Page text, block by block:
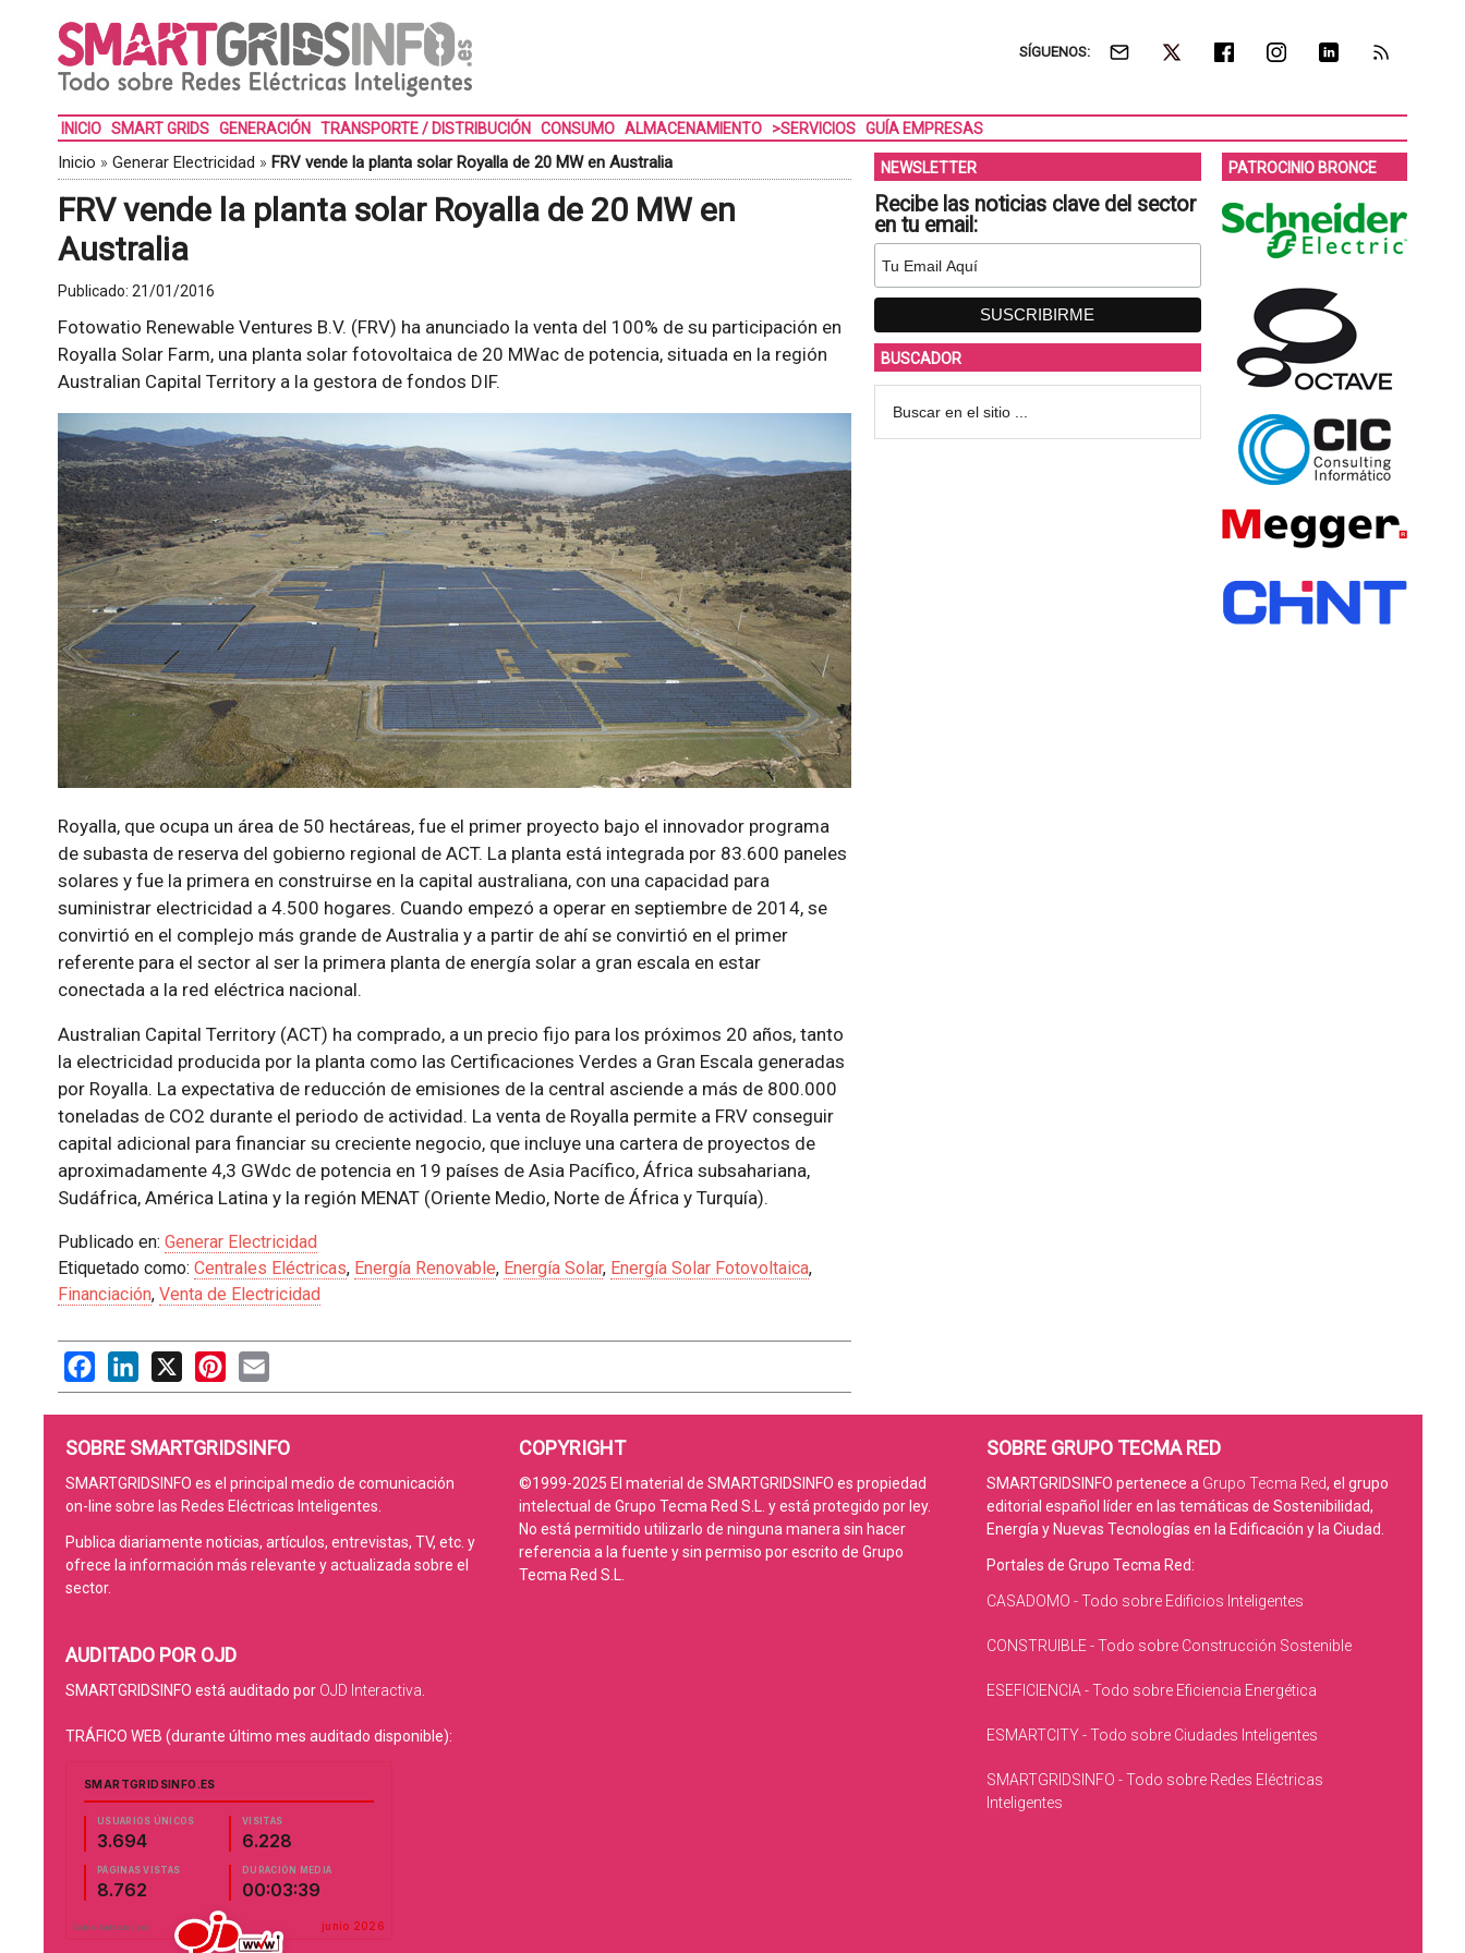
SÍGUENOS:
INICIO SMART GRIDS GENERACIÓN TRANSPORTE / DISTRIBUCIÓN CONSUMO ALMACENAMIENTO >SERVICIOS GUÍA EMPRESAS
Inicio » Generar Electricidad » FRV vende la planta solar Royalla de 20 MW en Australia
FRV vende la planta solar Royalla de 20 MW en
Australia
Publicado: 21/01/2016
Fotowatio Renewable Ventures B.V. (FRV) ha anunciado la venta del 100% de su participación en
Royalla Solar Farm, una planta solar fotovoltaica de 20 MWac de potencia, situada en la región
Australian Capital Territory a la gestora de fondos DIF.
Royalla, que ocupa un área de 50 hectáreas, fue el primer proyecto bajo el innovador programa
de subasta de reserva del gobierno regional de ACT. La planta está integrada por 83.600 paneles
solares y fue la primera en construirse en la capital australiana, con una capacidad para
suministrar electricidad a 4.500 hogares. Cuando empezó a operar en septiembre de 2014, se
convirtió en el complejo más grande de Australia y a partir de ahí se convirtió en el primer
referente para el sector al ser la primera planta de energía solar a gran escala en estar
conectada a la red eléctrica nacional.
Australian Capital Territory (ACT) ha comprado, a un precio fijo para los próximos 20 años, tanto
la electricidad producida por la planta como las Certificaciones Verdes a Gran Escala generadas
por Royalla. La expectativa de reducción de emisiones de la central asciende a más de 800.000
toneladas de CO2 durante el periodo de actividad. La venta de Royalla permite a FRV conseguir
capital adicional para financiar su creciente negocio, que incluye una cartera de proyectos de
aproximadamente 4,3 GWdc de potencia en 19 países de Asia Pacífico, África subsahariana,
Sudáfrica, América Latina y la región MENAT (Oriente Medio, Norte de África y Turquía).
Publicado en: Generar Electricidad
Etiquetado como: Centrales Eléctricas, Energía Renovable, Energía Solar, Energía Solar Fotovoltaica,
Financiación, Venta de Electricidad
FacebookLinkedIn
X PinterestEmail
NEWSLETTER
Recibe las noticias clave del sector
en tu email:
BUSCADOR
PATROCINIO BRONCE
SOBRE SMARTGRIDSINFO
SMARTGRIDSINFO es el principal medio de comunicación
on-line sobre las Redes Eléctricas Inteligentes.
Publica diariamente noticias, artículos, entrevistas, TV, etc. y
ofrece la información más relevante y actualizada sobre el
sector.
AUDITADO POR OJD
SMARTGRIDSINFO está auditado por OJD Interactiva
TRÁFICO WEB (durante último mes auditado disponible):
COPYRIGHT
©1999-2025 El material de SMARTGRIDSINFO es propiedad
intelectual de Grupo Tecma Red S.L. y está protegido por ley.
No está permitido utilizarlo de ninguna manera sin hacer
referencia a la fuente y sin permiso por escrito de Grupo
Tecma Red S.L.
SOBRE GRUPO TECMA RED
SMARTGRIDSINFO pertenece a Grupo Tecma Red, el grupo
editorial español líder en las temáticas de Sostenibilidad,
Energía y Nuevas Tecnologías en la Edificación y la Ciudad.
Portales de Grupo Tecma Red:
CASADOMO - Todo sobre Edificios Inteligentes
CONSTRUIBLE - Todo sobre Construcción Sostenible
ESEFICIENCIA - Todo sobre Eficiencia Energética
ESMARTCITY - Todo sobre Ciudades Inteligentes
SMARTGRIDSINFO - Todo sobre Redes Eléctricas
Inteligentes